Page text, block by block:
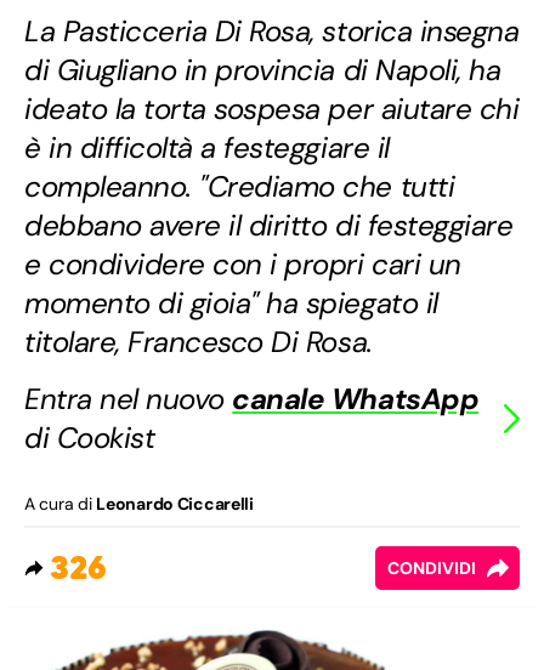
La Pasticceria Di Rosa, storica insegna
di Giugliano in provincia di Napoli, ha
ideato la torta sospesa per aiutare chi
è in difficoltà a festeggiare il
compleanno. "Crediamo che tutti
debbano avere il diritto di festeggiare
e condividere con i propri cari un
momento di gioia" ha spiegato il
titolare, Francesco Di Rosa.
Entra nel nuovo canale WhatsApp
di Cookist
A cura di Leonardo Ciccarelli
326 CONDIVIDI